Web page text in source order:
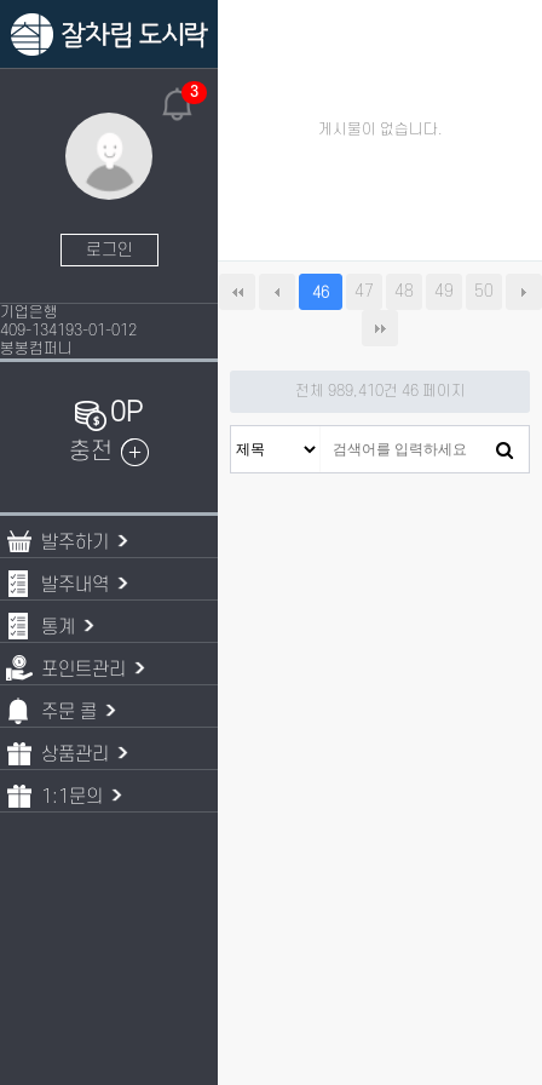
3
로그인
기업은행
409-134193-01-012
봉봉컴퍼니
0P
충전
발주하기
발주내역
통계
포인트관리
주문 콜
상품관리
1:1문의
게시물이 없습니다.
46 47 48 49 50
전체 989,410건 46 페이지